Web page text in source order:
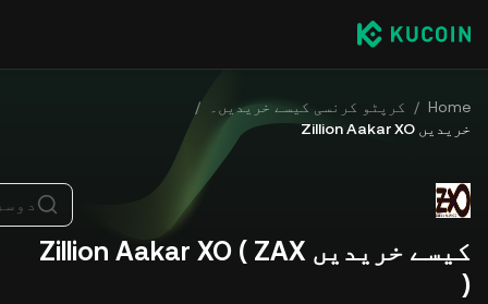
Home
/ کرپٹو کرنسی کیسے خریدیں۔
/
خریدیں Zillion Aakar XO
کیسے خریدیں Zillion Aakar XO ( ZAX
)